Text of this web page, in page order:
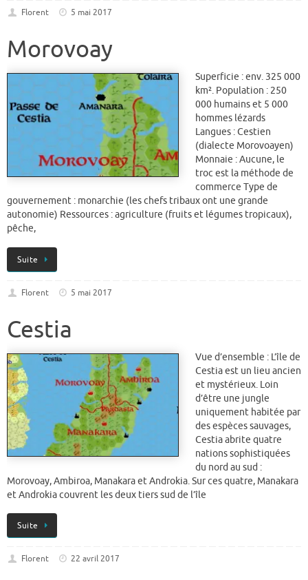
Florent 5 mai 2017
Morovoay
Superficie : env. 325 000
km². Population : 250
000 humains et 5 000
hommes lézards
Langues : Cestien
(dialecte Morovoayen)
Monnaie : Aucune, le
troc est la méthode de
commerce Type de
gouvernement : monarchie (les chefs tribaux ont une grande
autonomie) Ressources : agriculture (fruits et légumes tropicaux),
pêche,
Suite
Florent 5 mai 2017
Cestia
Vue d’ensemble : L’île de
Cestia est un lieu ancien
et mystérieux. Loin
d’être une jungle
uniquement habitée par
des espèces sauvages,
Cestia abrite quatre
nations sophistiquées
du nord au sud :
Morovoay, Ambiroa, Manakara et Androkia. Sur ces quatre, Manakara
et Androkia couvrent les deux tiers sud de l’île
Suite
Florent 22 avril 2017